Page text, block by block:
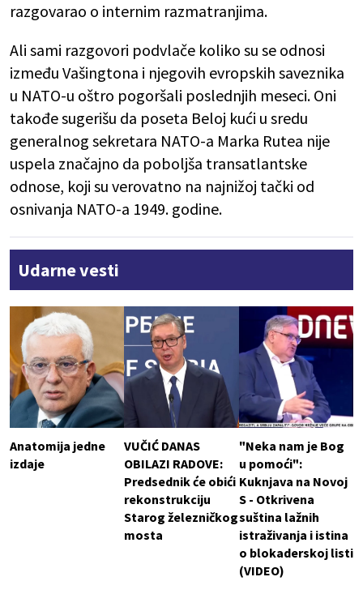
razgovarao o internim razmatranjima.
Ali sami razgovori podvlače koliko su se odnosi
između Vašingtona i njegovih evropskih saveznika
u NATO-u oštro pogoršali poslednjih meseci. Oni
takođe sugerišu da poseta Beloj kući u sredu
generalnog sekretara NATO-a Marka Rutea nije
uspela značajno da poboljša transatlantske
odnose, koji su verovatno na najnižoj tački od
osnivanja NATO-a 1949. godine.
Udarne vesti
Anatomija jedne
izdaje
VUČIĆ DANAS
OBILAZI RADOVE:
Predsednik će obići
rekonstrukciju
Starog železničkog
mosta
"Neka nam je Bog
u pomoći":
Kuknjava na Novoj
S - Otkrivena
suština lažnih
istraživanja i istina
o blokaderskoj listi
(VIDEO)